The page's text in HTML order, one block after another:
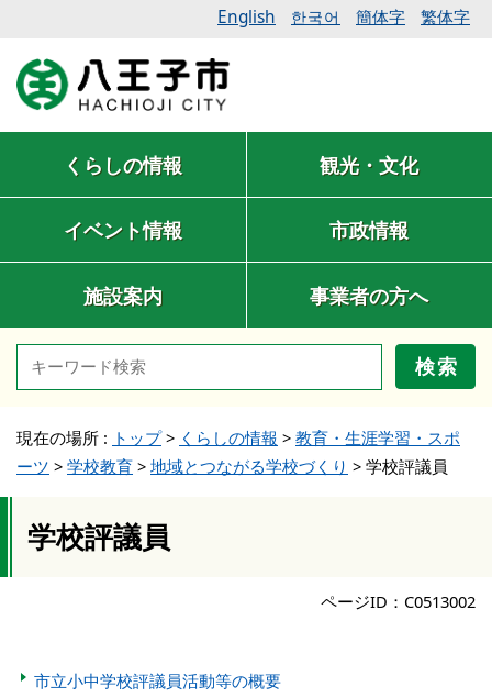
English 한국어 簡体字 繁体字
くらしの情報 観光・文化
イベント情報 市政情報
施設案内 事業者の方へ
検索
現在の場所 : トップ> くらしの情報 > 教育・生涯学習・スポ
ーツ > 学校教育 > 地域とつながる学校づくり > 学校評議員
学校評議員
ページID：C0513002
市立小中学校評議員活動等の概要